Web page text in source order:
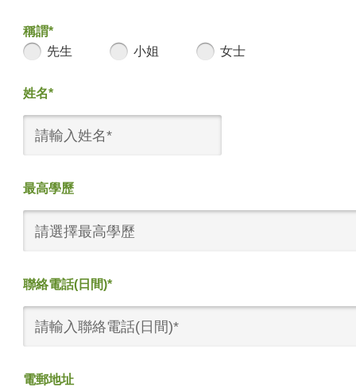
稱謂*
先生
小姐 女士
姓名*
最高學歷
請選擇最高學歷
聯絡電話(日間)*
電郵地址